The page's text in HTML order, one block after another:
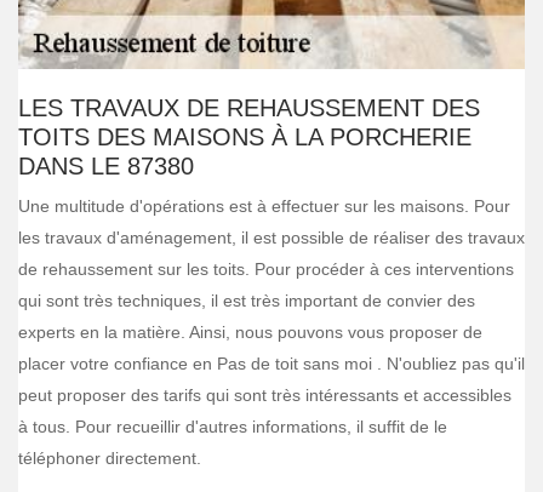
LES TRAVAUX DE REHAUSSEMENT DES
TOITS DES MAISONS À LA PORCHERIE
DANS LE 87380
Une multitude d'opérations est à effectuer sur les maisons. Pour
les travaux d'aménagement, il est possible de réaliser des travaux
de rehaussement sur les toits. Pour procéder à ces interventions
qui sont très techniques, il est très important de convier des
experts en la matière. Ainsi, nous pouvons vous proposer de
placer votre confiance en Pas de toit sans moi . N'oubliez pas qu'il
peut proposer des tarifs qui sont très intéressants et accessibles
à tous. Pour recueillir d'autres informations, il suffit de le
téléphoner directement.